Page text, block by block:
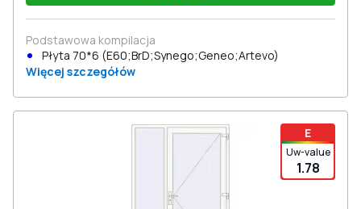
Podstawowa kompilacja
Płyta 70*6 (E60;BrD;Synego;Geneo;Artevo)
Więcej szczegółów
E
Uw-value
1.78